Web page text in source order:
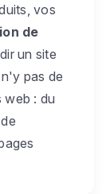
vos
de
un site
pas de
web : du